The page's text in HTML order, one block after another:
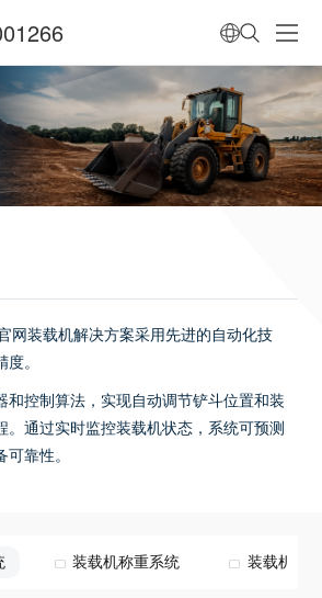
网装载机解决方案采用先进的自动化技
。
和控制算法，实现自动调节铲斗位置和装
。通过实时监控装载机状态，系统可预测
靠性。
装载机称重系统 装载机控